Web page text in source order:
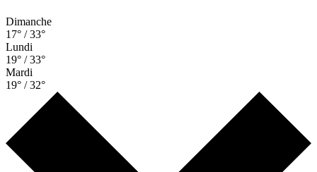
Dimanche
17° / 33°
Lundi
19° / 33°
Mardi
19° / 32°